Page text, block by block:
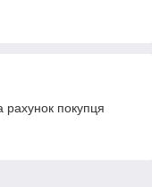
рахунок покупця